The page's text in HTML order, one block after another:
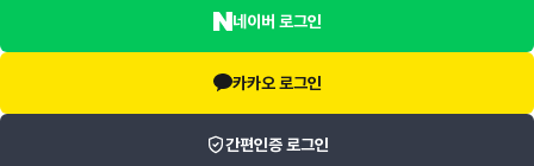
네이버 로그인
카카오 로그인
간편인증 로그인